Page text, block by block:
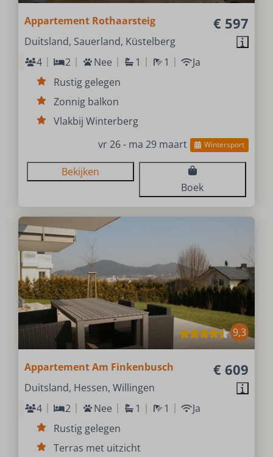
€ 597
Appartement Rothaarsteig
Duitsland, Sauerland, Küstelberg
4
2 Nee 1 1
Ja
Rustig gelegen
Zonnig balkon
Vlakbij Winterberg
vr 26 - ma 29 maart
Wintersport
Bekijken
Boek
9,3
€ 609
Appartement Am Finkenbusch
Duitsland, Hessen, Willingen
4
2 Nee 1 1
Ja
Rustig gelegen
Terras met uitzicht